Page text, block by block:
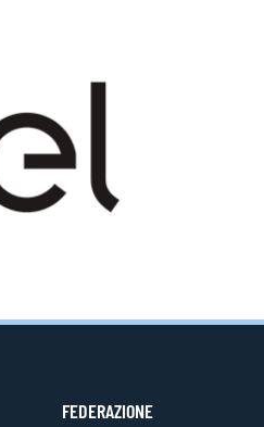
FEDERAZIONE